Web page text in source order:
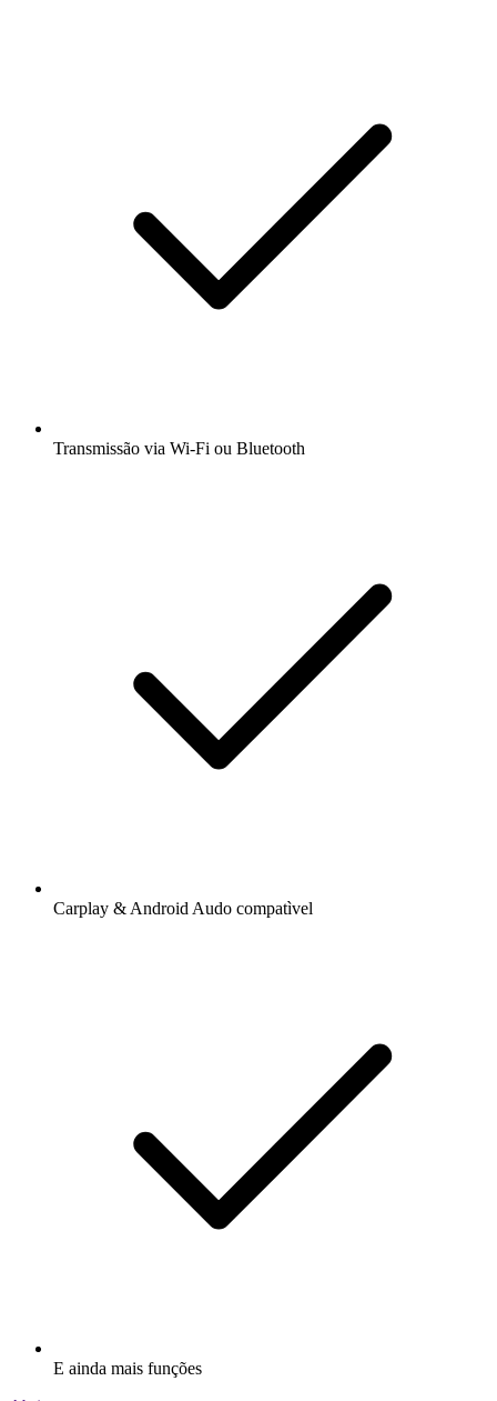
Transmissão via Wi-Fi ou Bluetooth
Carplay & Android Audo compatìvel
E ainda mais funções